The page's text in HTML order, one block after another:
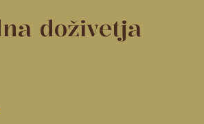
doživetja